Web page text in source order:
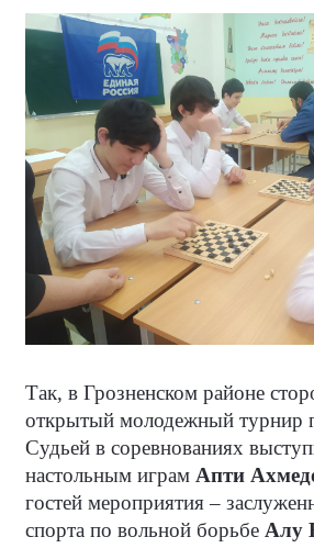
Так, в Грозненском районе
открытый молодежный турнир
Судьей в соревнованиях
настольным играм Апти
гостей мероприятия –
спорта по вольной борьбе Алу